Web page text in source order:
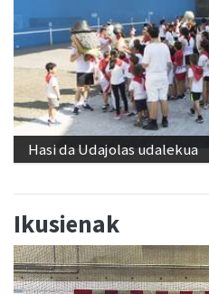
Hasi da Udajolas udalekua
Ikusienak